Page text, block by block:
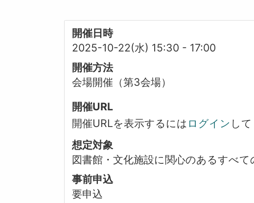
開催日時
2025-10-22(水) 15:30 - 17:00
開催方法
会場開催（第3会場）
開催URL
開催URLを表示するには ログイン し
想定対象
図書館・文化施設に関心のあるすべて
事前申込
要申込